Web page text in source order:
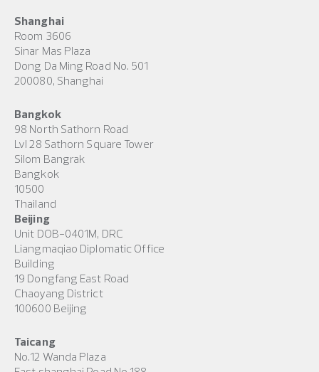
Shanghai
Room 3606
Sinar Mas Plaza
Dong Da Ming Road No. 501
200080, Shanghai
Bangkok
98 North Sathorn Road
Lvl 28 Sathorn Square Tower
Silom Bangrak
Bangkok
10500
Thailand
Beijing
Unit DOB-0401M, DRC
Liangmaqiao Diplomatic Office
Building
19 Dongfang East Road
Chaoyang District
100600 Beijing
Taicang
No.12 Wanda Plaza